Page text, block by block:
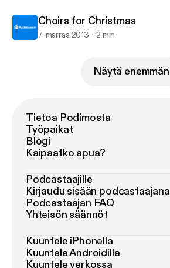
Choirs for Christmas
7. marras 2013 2 min
Näytä enemmän
Tietoa Podimosta
Työpaikat
Blogi
Kaipaatko apua?
Podcastaajille
Kirjaudu sisään podcastaajana
Podcastaajan FAQ
Yhteisön säännöt
Kuuntele iPhonella
Kuuntele Androidilla
Kuuntele verkossa